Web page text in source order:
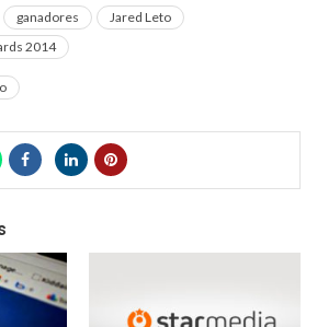
ganadores
Jared Leto
2014